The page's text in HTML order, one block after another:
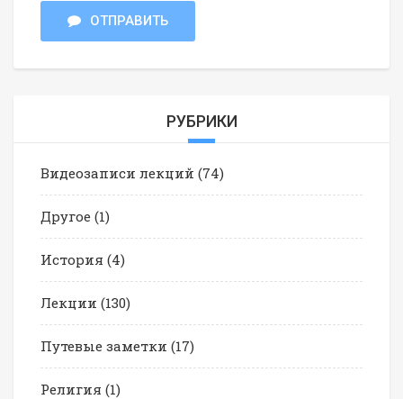
ОТПРАВИТЬ
РУБРИКИ
Видеозаписи лекций (74)
Другое (1)
История (4)
Лекции (130)
Путевые заметки (17)
Религия (1)